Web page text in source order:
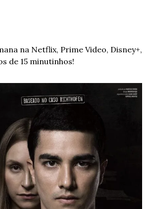
na Netflix, Prime Video, Disney+,
de 15 minutinhos!